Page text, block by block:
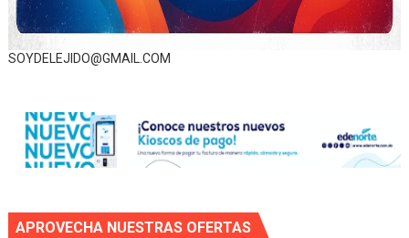
SOYDELEJIDO@GMAIL.COM
APROVECHA NUESTRAS OFERTAS